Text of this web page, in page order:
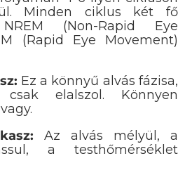
Minden ciklus két fő
(Non-Rapid Eye
(Rapid Eye Movement)
Ez a könnyű alvás fázisa,
elalszol. Könnyen
Az alvás mélyül, a
a testhőmérséklet